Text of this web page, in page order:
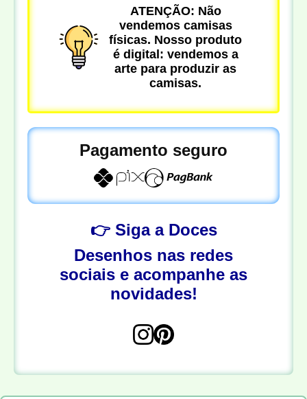
ATENÇÃO: Não
vendemos camisas
físicas. Nosso produto
é digital: vendemos a
arte para produzir as
camisas.
Pagamento seguro
👉 Siga a Doces
Desenhos nas redes
sociais e acompanhe as
novidades!